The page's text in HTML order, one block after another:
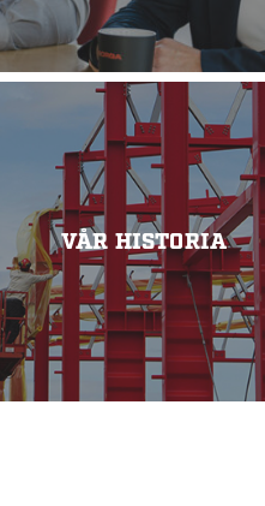
VÅR HISTORIA